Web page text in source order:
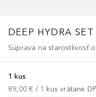
DEEP HYDRA SET
Súprava na starostlivosť
1 kus
89,00 € / 1 kus vrátane